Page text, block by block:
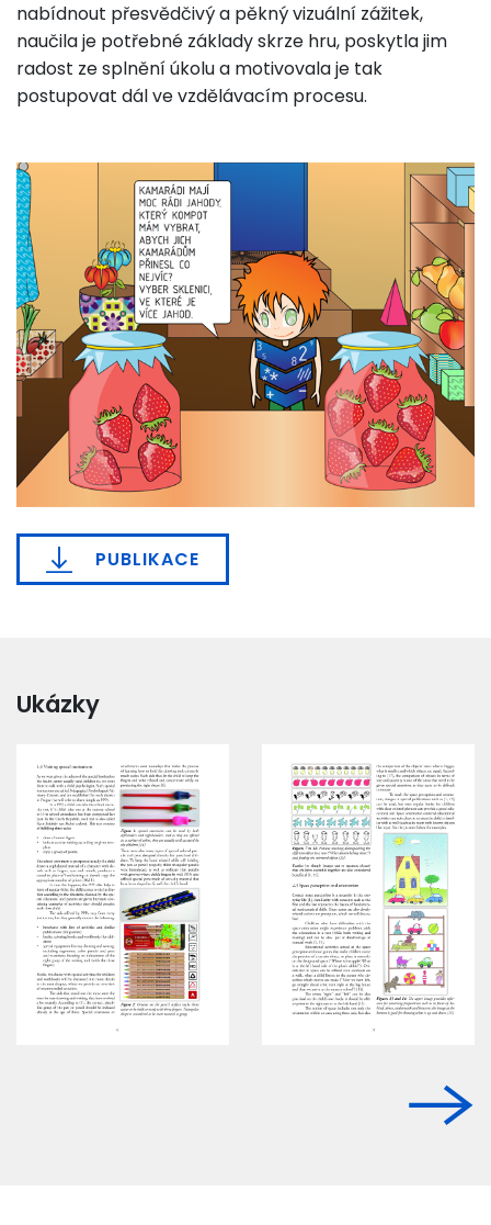
nabídnout přesvědčivý a pěkný vizuální zážitek,
naučila je potřebné základy skrze hru, poskytla jim
radost ze splnění úkolu a motivovala je tak
postupovat dál ve vzdělávacím procesu.
PUBLIKACE
Ukázky